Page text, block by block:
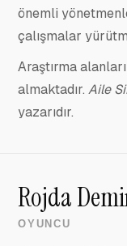
önemli
çalışmalar
Araştırma
almaktadır. Aile
yazarıdır.
Rojda
OYUNCU